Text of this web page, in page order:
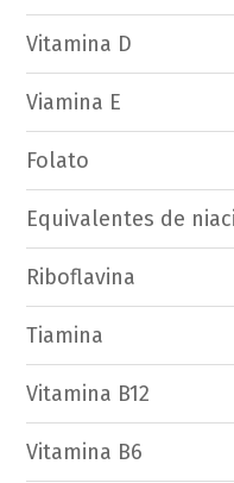
Vitamina D
Viamina E
Folato
Equivalentes de
Riboflavina
Tiamina
Vitamina B12
Vitamina B6